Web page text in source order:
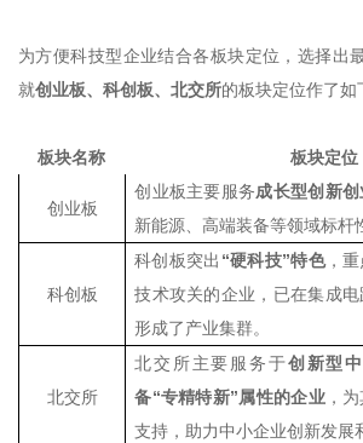
为方便科技型企业结合各板块定位，选择出
就创业板、科创板、北交所的板块定位作了如
板块名称 板块定位
创业板
创业板主要服务成长型创新
新能源、高端装备等领域标杆
科创板
科创板突出 “硬科技”特色，
技术攻关的企业，已在集成
形成了产业集群。
北交所
北交所主要服务于创新型
备“专精特新”属性的企业，
支持，助力中小企业创新发展